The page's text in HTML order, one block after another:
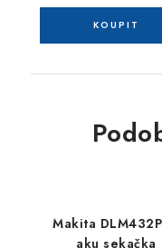
Makita
aku sekačka